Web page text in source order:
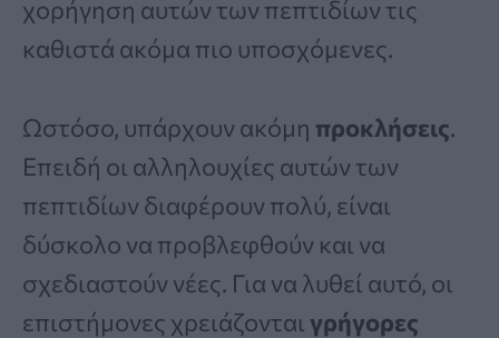
χορήγηση αυτών των πεπτιδίων τις
καθιστά ακόμα πιο υποσχόμενες.
Ωστόσο, υπάρχουν ακόμη προκλήσεις.
Επειδή οι αλληλουχίες αυτών των
πεπτιδίων διαφέρουν πολύ, είναι
δύσκολο να προβλεφθούν και να
σχεδιαστούν νέες. Για να λυθεί αυτό, οι
επιστήμονες χρειάζονται γρήγορες